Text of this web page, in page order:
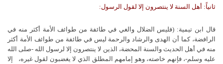
ثانياً: أهل السنة لا ينتصرون إلا لقول الرسول:
قال ابن تيمية: (فليس الضلال والغي في طائفة من طوائف الأمة أكثر منه في
الرافضة، كما أن الهدى والرشاد والرحمة ليس في طائفة من طوائف الأمة أكثر
منه في أهل الحديث والسنة المحضة، الذين لا ينتصرون إلا لرسول الله -صلى الله
عليه وسلم-، فإنهم خاصته، وهو إمامهم المطلق الذي لا يغضبون لقول غيره،
إلا